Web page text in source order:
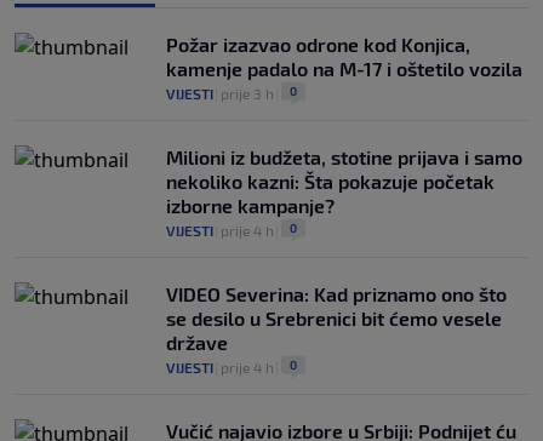
Požar izazvao odrone kod Konjica,
kamenje padalo na M-17 i oštetilo vozila
VIJESTI prije 3 h 0
Milioni iz budžeta, stotine prijava i samo
nekoliko kazni: Šta pokazuje početak
izborne kampanje?
VIJESTI prije 4 h 0
VIDEO Severina: Kad priznamo ono što
se desilo u Srebrenici bit ćemo vesele
države
VIJESTI prije 4 h 0
Vučić najavio izbore u Srbiji: Podnijet ću